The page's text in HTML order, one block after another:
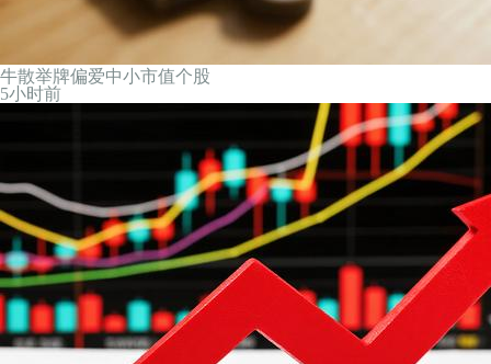
牛散举牌偏爱中小市值个股
5小时前